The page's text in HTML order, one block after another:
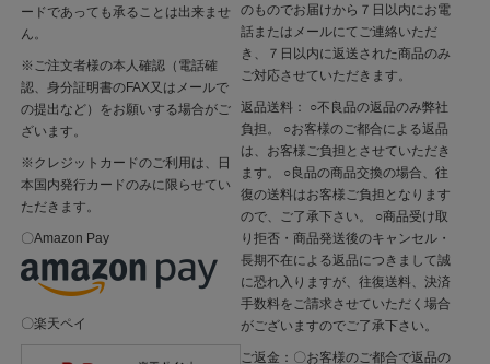
ードであっても承ることは出来ませ
ん。
※ご注文者様の本人確認（電話確
認、身分証明書のFAX又はメールで
の提出など）をお願いする場合がご
ざいます。
※クレジットカードのご利用は、日
本国内発行カードのみに限らせてい
ただきます。
〇Amazon Pay
〇楽天ペイ
のものでお届けから７日以内にお電
話またはメールにてご連絡いただ
き、７日以内に返送された商品のみ
ご対応させていただきます。
返品送料： ○不良品の返品のみ弊社
負担。 ○お客様のご都合による返品
は、お客様ご負担とさせていただき
ます。 ○良品の商品交換の場合、往
復の送料はお客様ご負担となります
ので、ご了承下さい。 ○商品受け取
り拒否・商品発送後のキャンセル・
長期不在による返品につきまして誠
に恐れ入りますが、往復送料、決済
手数料をご請求させていただく場合
がございますのでご了承下さい。
ご返金：〇お客様のご都合で返品の